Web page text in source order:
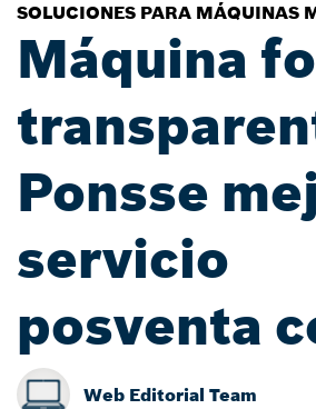
SOLUCIONES PARA MÁQUINAS
Máquina
Ponsse
servicio
posventa
Web Editorial Team